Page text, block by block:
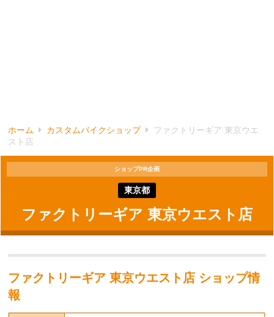
ホーム カスタムバイクショップ
ファクトリーギア 東京ウエ
スト店
ショップPR企画
東京都
ファクトリーギア 東京ウエスト店
ファクトリーギア 東京ウエスト店 ショップ情
報